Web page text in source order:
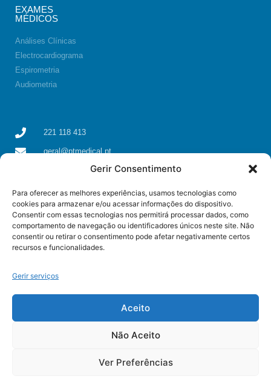
Gerir Consentimento
Para oferecer as melhores experiências, usamos tecnologias como
cookies para armazenar e/ou acessar informações do dispositivo.
Consentir com essas tecnologias nos permitirá processar dados, como
comportamento de navegação ou identificadores únicos neste site. Não
consentir ou retirar o consentimento pode afetar negativamente certos
recursos e funcionalidades.
Gerir serviços
Aceito
Não Aceito
Ver Preferências
EXAMES
MÉDICOS
Análises Clínicas
Electrocardiograma
Espirometria
Audiometria
221 118 413
geral@ptmedical.pt
Rua dos Coriscos 39, 4425-051 Águas Santas, Maia